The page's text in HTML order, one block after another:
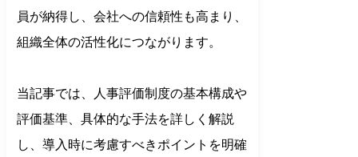
員が納得し、会社への信頼性も高まり、
組織全体の活性化につながります。
当記事では、人事評価制度の基本構成や
評価基準、具体的な手法を詳しく解説
し、導入時に考慮すべきポイントを明確